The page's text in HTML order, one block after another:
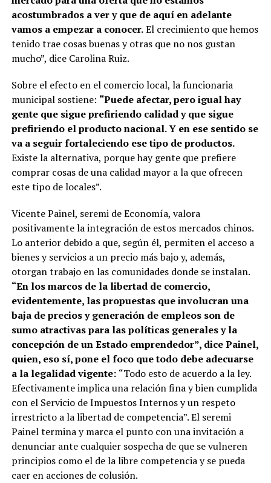
acostumbrados a ver y que de aquí en adelante
vamos a empezar a conocer.El crecimiento que hemos
tenido trae cosas buenas y otras que no nos gustan
mucho”, dice Carolina Ruiz.
Sobre el efecto en el comercio local, la funcionaria
municipal sostiene: “Puede afectar, pero igual hay
gente que sigue prefiriendo calidad y que sigue
prefiriendo el producto nacional. Y en ese sentido se
va a seguir fortaleciendo ese tipo de productos.
Existe la alternativa, porque hay gente que prefiere
comprar cosas de una calidad mayor a la que ofrecen
este tipo de locales”.
Vicente Painel, seremi de Economía, valora
positivamente la integración de estos mercados chinos.
Lo anterior debido a que, según él, permiten el acceso a
bienes y servicios a un precio más bajo y, además,
otorgan trabajo en las comunidades donde se instalan.
“En los marcos de la libertad de comercio,
evidentemente, las propuestas que involucran una
baja de precios y generación de empleos son de
sumo atractivas para las políticas generales y la
concepción de un Estado emprendedor”, dice Painel,
quien, eso sí, pone el foco que todo debe adecuarse
a la legalidad vigente: “Todo esto de acuerdo a la ley.
Efectivamente implica una relación fina y bien cumplida
con el Servicio de Impuestos Internos y un respeto
irrestricto a la libertad de competencia”. El seremi
Painel termina y marca el punto con una invitación a
denunciar ante cualquier sospecha de que se vulneren
principios como el de la libre competencia y se pueda
caer en acciones de colusión.